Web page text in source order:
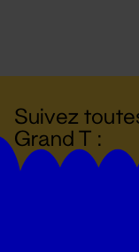
Suivez
Grand T :